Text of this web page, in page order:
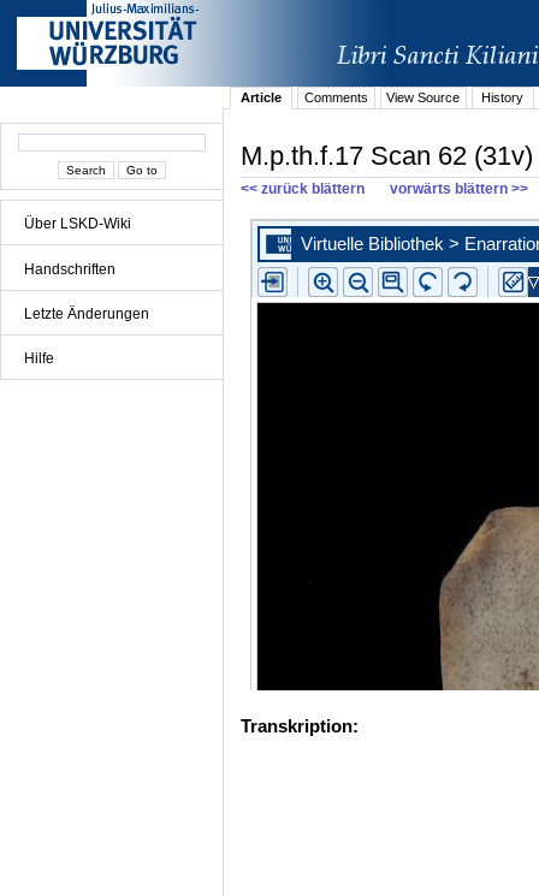
Über LSKD-Wiki
Handschriften
Letzte Änderungen
Hilfe
Article Comments View Source History
M.p.th.f.17 Scan 62 (31v)
<< zurück blättern vorwärts blättern >>
Transkription: